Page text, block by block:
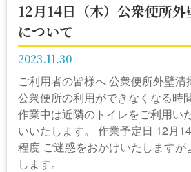
12月14日（木）公衆便所
について
2023.11.30
ご利用者の皆様へ 公衆便所外壁清
公衆便所の利用ができなくなる時
作業中は近隣のトイレをご利用い
いいたします。 作業予定日 12月
程度 ご迷惑をおかけいたしますが
します。